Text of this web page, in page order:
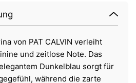
von PAT CALVIN verleiht
und zeitlose Note. Das
Dunkelblau sorgt für
während die zarte